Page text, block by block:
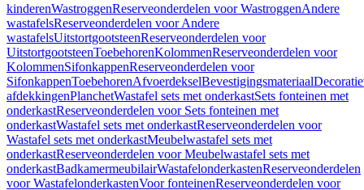
kinderenWastroggenReserveonderdelen voor WastroggenAndere
wastafelsReserveonderdelen voor Andere
wastafelsUitstortgootsteenReserveonderdelen voor
UitstortgootsteenToebehorenKolommenReserveonderdelen voor
KolommenSifonkappenReserveonderdelen voor
SifonkappenToebehorenAfvoerdekselBevestigingsmateriaal
afdekkingenPlanchetWastafel sets met onderkastSets fonteinen met
onderkastReserveonderdelen voor Sets fonteinen met
onderkastWastafel sets met onderkastReserveonderdelen voor
Wastafel sets met onderkastMeubelwastafel sets met
onderkastReserveonderdelen voor Meubelwastafel sets met
onderkastBadkamermeubilairWastafelonderkastenReserveonderdelen
voor WastafelonderkastenVoor fonteinenReserveonderdelen voor